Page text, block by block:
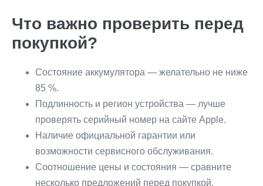
Что важно проверить перед
покупкой?
Состояние аккумулятора — желательно не ниже
85 %.
Подлинность и регион устройства — лучше
проверять серийный номер на сайте Apple.
Наличие официальной гарантии или
возможности сервисного обслуживания.
Соотношение цены и состояния — сравните
несколько предложений перед покупкой.